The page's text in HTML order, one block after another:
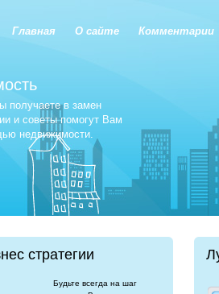
Главная О сайте Комментарии
получаете в замен
и советы помогут Вам
недвижимости.
стратегии
Будьте всегда на шаг